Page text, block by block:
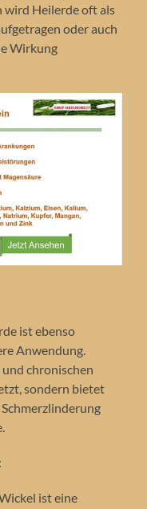
wird Heilerde oft als
oder auch
Wirkung
ist ebenso
Anwendung.
chronischen
sondern bietet
:
ist eine